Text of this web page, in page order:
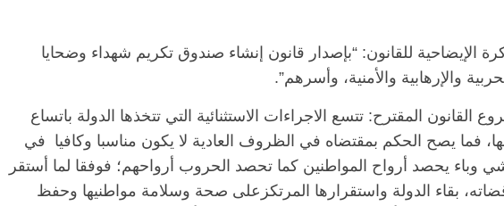
الإيضاحية للقانون: “بإصدار قانون إنشاء صندوق تكريم شهداء وضحايا
والإرهابية والأمنية، وأسرهم”.
القانون المقترح: تتسع الاجراءات الاستثنائية التي تتخذها الدولة باتساع
فما يصح الحكم بمقتضاه في الظروف العادية لا يكون مناسبا وكافيا في
وباء يحصد أرواح المواطنين كما تحصد الحروب أرواحهم؛ فوفقا لما أستقر
بقاء الدولة واستقرارها المرتكزعلى صحة وسلامة مواطنيها وحفظ